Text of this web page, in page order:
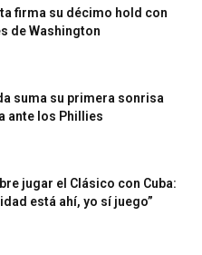
firma su décimo hold con
de Washington
suma su primera sonrisa
ante los Phillies
jugar el Clásico con Cuba:
está ahí, yo sí juego”